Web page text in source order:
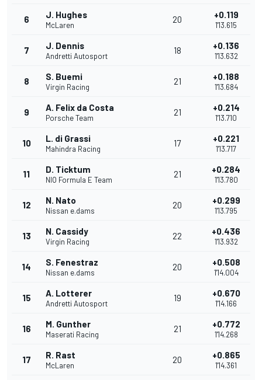
6 J. Hughes
McLaren
20 +0.119
1'13.615
7 J. Dennis
Andretti Autosport
18 +0.136
1'13.632
8 S. Buemi
Virgin Racing
21 +0.188
1'13.684
9 A. Felix da Costa
Porsche Team
21 +0.214
1'13.710
10 L. di Grassi
Mahindra Racing
17 +0.221
1'13.717
11 D. Ticktum
NIO Formula E Team
21 +0.284
1'13.780
12 N. Nato
Nissan e.dams
20 +0.299
1'13.795
13 N. Cassidy
Virgin Racing
22 +0.436
1'13.932
14 S. Fenestraz
Nissan e.dams
20 +0.508
1'14.004
15 A. Lotterer
Andretti Autosport
19 +0.670
1'14.166
16 M. Gunther
Maserati Racing
21 +0.772
1'14.268
17 R. Rast
McLaren
20 +0.865
1'14.361